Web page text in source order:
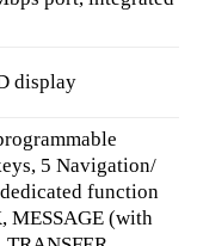
display
5 Navigation/
function
MESSAGE (with